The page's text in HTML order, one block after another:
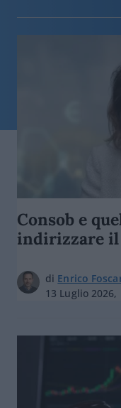
Consob e
indirizzare
di Enrico
13 Luglio 2026,